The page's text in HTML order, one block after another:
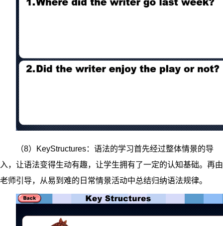
（8）KeyStructures：语法的学习首先经过整体情景的导
入，让语法变得生动有趣，让学生拥有了一定的认知基础。再由
老师引导，从易到难的日常情景活动中总结归纳语法规律。